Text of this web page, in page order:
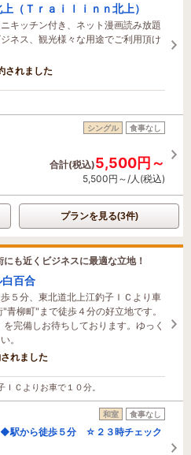
（Ｔｒａｉｌｉｎｎ北上）
キッチン付き、ネット漫画読み放題
ネス、観光様々な用途でご利用頂け
されました
シングル 食事なし
合計(税込)5,500円～
5,500円～/人(税込)
プランを見る(3件)
も近くビジネスに最適な立地！
白百合
５分、東北道北上江釣子ＩＣより車
青柳町"まで徒歩４分の好立地です。
完備しお待ちしております。ゆっく
。
れました
Ｃよりお車で１０分。
和室 食事なし
駅から徒歩５分 ☆２３時チェック